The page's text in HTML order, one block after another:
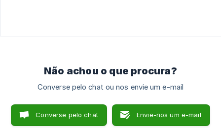
Não achou o que procura?
Converse pelo chat ou nos envie um e-mail
Converse pelo chat Envie-nos um e-mail